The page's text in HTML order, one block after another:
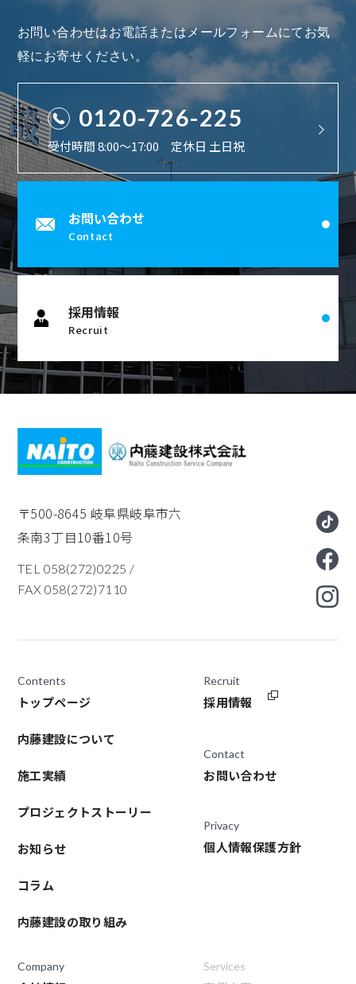
お問い合わせはお電話またはメールフォームにてお気
軽にお寄せください。
0120-726-225
受付時間 8:00〜17:00 定休日 土日祝
お問い合わせ
Contact
採用情報
Recruit
〒500-8645 岐阜県岐阜市六
条南3丁目10番10号
TEL 058(272)0225 /
FAX 058(272)7110
Contents
トップページ
内藤建設について
施工実績
プロジェクトストーリー
お知らせ
コラム
内藤建設の取り組み
Services
Company
Recruit
採用情報
Contact
お問い合わせ
Privacy
個人情報保護方針